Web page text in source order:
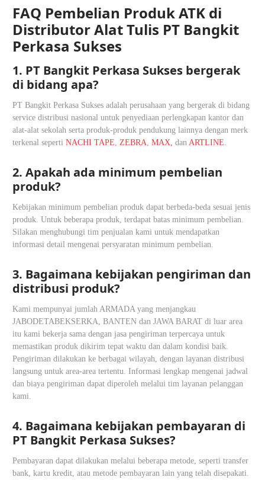
FAQ Pembelian Produk ATK di
Distributor Alat Tulis PT Bangkit
Perkasa Sukses
1. PT Bangkit Perkasa Sukses bergerak
di bidang apa?
PT Bangkit Perkasa Sukses adalah perusahaan yang bergerak di bidang
service distribusi nasional untuk penyediaan perlengkapan kantor dan
alat-alat sekolah serta produk-produk pendukung lainnya dengan merk
terkenal seperti NACHI TAPE ZEBRA MAX, dan ARTLINE
2. Apakah ada minimum pembelian
produk?
Kebijakan minimum pembelian produk dapat berbeda-beda sesuai jenis
produk. Untuk beberapa produk, terdapat batas minimum pembelian.
Silakan menghubungi tim penjualan kami untuk mendapatkan
informasi detail mengenai persyaratan minimum pembelian.
3. Bagaimana kebijakan pengiriman dan
distribusi produk?
Kami mempunyai jumlah ARMADA yang menjangkau
JABODETABEKSERKA, BANTEN dan JAWA BARAT di luar area
itu kami bekerja sama dengan jasa pengiriman terpercaya untuk
memastikan produk dikirim tepat waktu dan dalam kondisi baik.
Pengiriman dilakukan ke berbagai wilayah, dengan layanan distribusi
langsung untuk area-area tertentu. Informasi lengkap mengenai jadwal
dan biaya pengiriman dapat diperoleh melalui tim layanan pelanggan
kami.
4. Bagaimana kebijakan pembayaran di
PT Bangkit Perkasa Sukses?
Pembayaran dapat dilakukan melalui beberapa metode, seperti transfer
bank, kartu kredit, atau metode pembayaran lain yang telah disepakati.